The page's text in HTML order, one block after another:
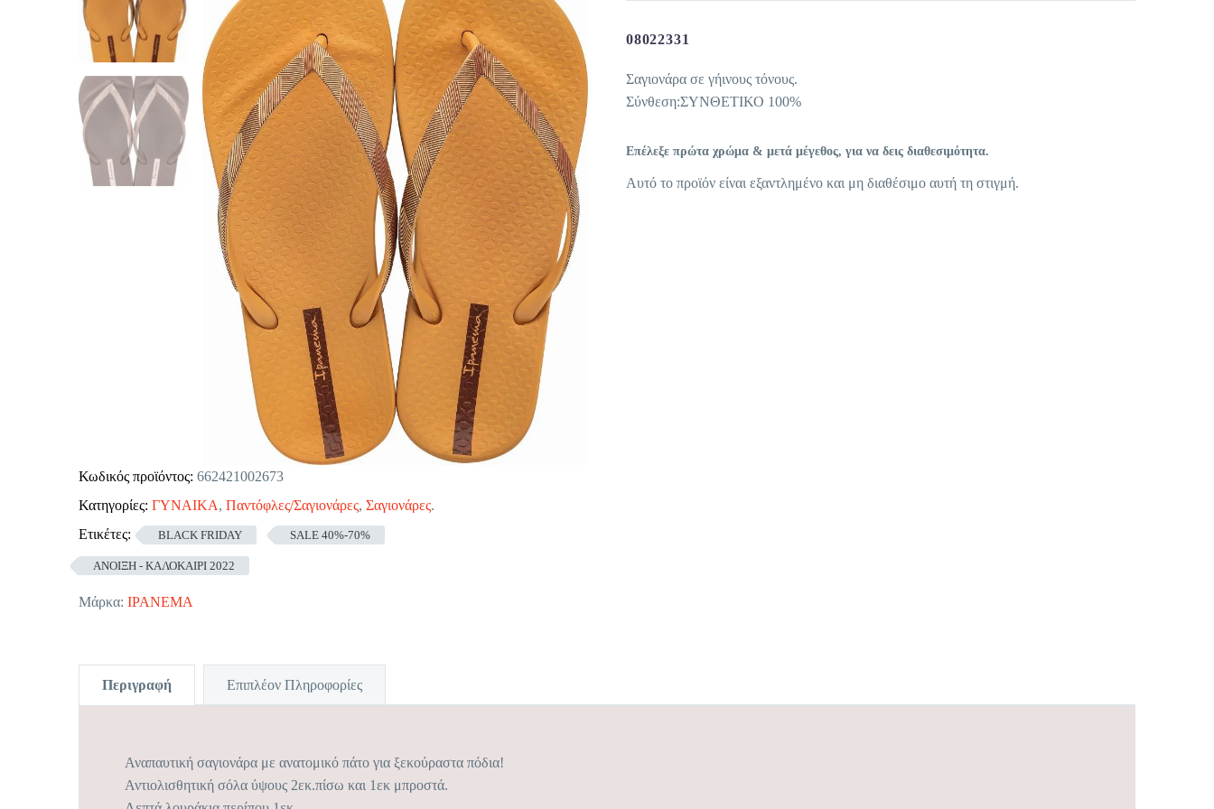
Κωδικός προϊόντος: 662421002673
Κατηγορίες: ΓΥΝΑΙΚΑ, Παντόφλες/Σαγιονάρες, Σαγιονάρες.
Ετικέτες:
BLACK FRIDAY SALE 40%-70%
ΑΝΟΙΞΗ - ΚΑΛΟΚΑΙΡΙ 2022
Μάρκα: IPANEMA
08022331
Σαγιονάρα σε γήινους τόνους.
Σύνθεση:ΣΥΝΘΕΤΙΚΟ 100%
Επέλεξε πρώτα χρώμα & μετά μέγεθος, για να δεις διαθεσιμότητα.
Αυτό το προϊόν είναι εξαντλημένο και μη διαθέσιμο αυτή τη στιγμή.
Περιγραφή Επιπλέον Πληροφορίες
Αναπαυτική σαγιονάρα με ανατομικό πάτο για ξεκούραστα πόδια!
Αντιολισθητική σόλα ύψους 2εκ.πίσω και 1εκ μπροστά.